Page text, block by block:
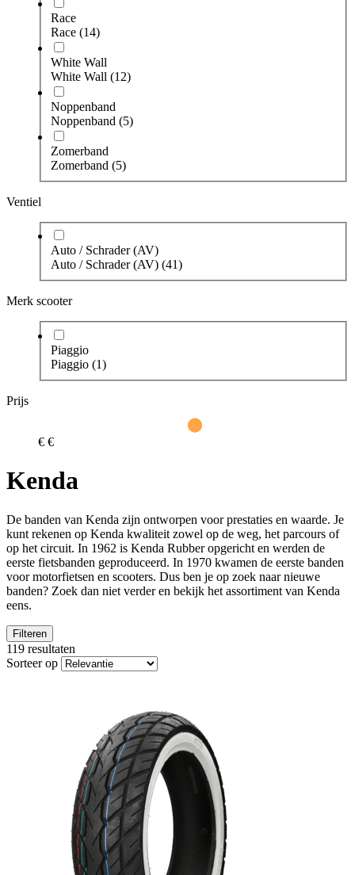
Race
Race (14)
White Wall
White Wall (12)
Noppenband
Noppenband (5)
Zomerband
Zomerband (5)
Ventiel
Auto / Schrader (AV)
Auto / Schrader (AV) (41)
Merk scooter
Piaggio
Piaggio (1)
Prijs
€ €
Kenda
De banden van Kenda zijn ontworpen voor prestaties en waarde. Je
kunt rekenen op Kenda kwaliteit zowel op de weg, het parcours of
op het circuit. In 1962 is Kenda Rubber opgericht en werden de
eerste fietsbanden geproduceerd. In 1970 kwamen de eerste banden
voor motorfietsen en scooters. Dus ben je op zoek naar nieuwe
banden? Zoek dan niet verder en bekijk het assortiment van Kenda
eens.
Filteren
119 resultaten
Sorteer op